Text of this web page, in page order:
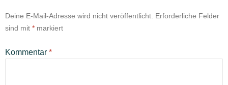
Deine E-Mail-Adresse wird nicht veröffentlicht. Erforderliche Felder
sind mit * markiert
Kommentar *